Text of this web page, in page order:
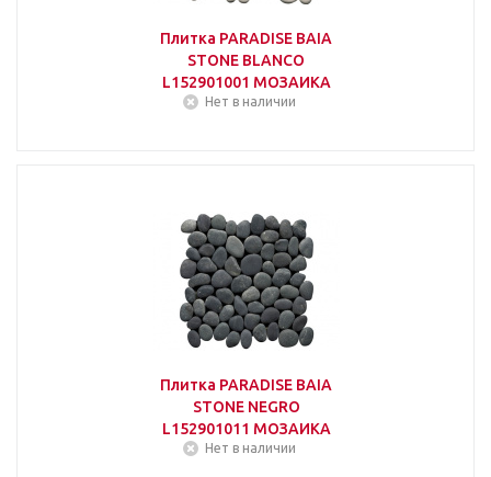
Плитка PARADISE BAIA
STONE BLANCO
L152901001 МОЗАИКА
Нет в наличии
Плитка PARADISE BAIA
STONE NEGRO
L152901011 МОЗАИКА
Нет в наличии